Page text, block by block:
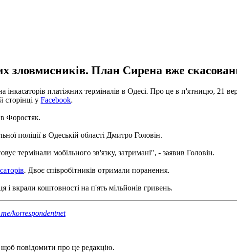
зловмисників. План Сирена вже
платіжних терміналів в Одесі. Про це в п'ятницю, 21
сторінці у Facebook.
Форостяк.
поліції в Одеській області Дмитро Головін.
термінали мобільного зв'язку, затримані", - заявив Головін.
. Двоє співробітників отримали поранення.
і вкрали коштовності на п'ять мільйонів гривень.
korrespondentnet
щоб повідомити про це редакцію.